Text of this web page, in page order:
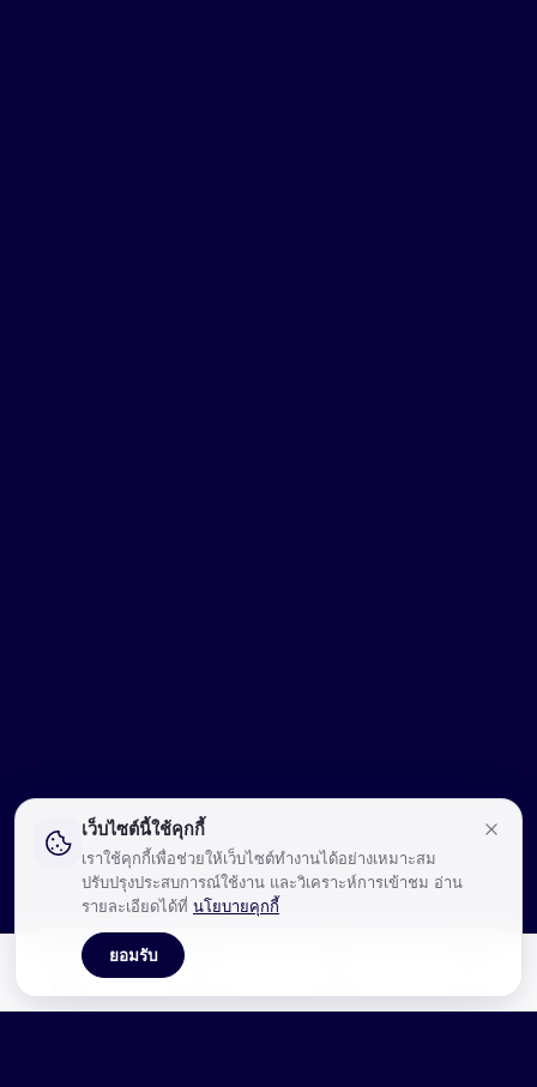
เว็บไซต์นี้ใช้คุกกี้
เราใช้คุกกี้เพื่อช่วยให้เว็บไซต์ทำงานได้อย่างเหมาะสม
ปรับปรุงประสบการณ์ใช้งาน และวิเคราะห์การเข้าชม อ่าน
รายละเอียดได้ที่ นโยบายคุกกี้
ยอมรับ